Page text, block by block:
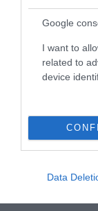
Google
I want to
related to
device
Data
08.08.2026 EΝ